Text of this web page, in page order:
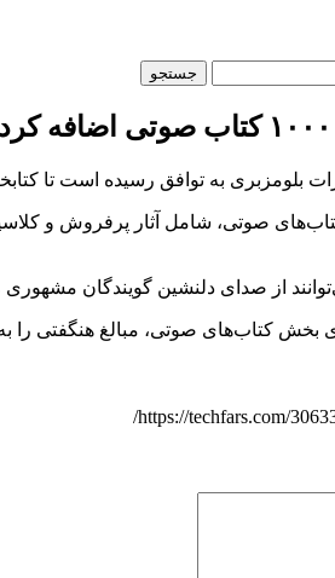
به توافق رسیده است تا کتابخانه صوتی خود را
صوتی، شامل آثار پرفروش و
از صدای دلنشین گویندگان
بخش کتاب‌های صوتی، مبالغ